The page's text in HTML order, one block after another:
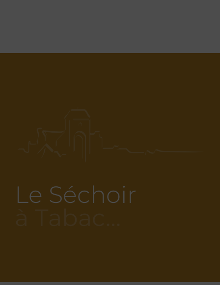
Le Séchoir